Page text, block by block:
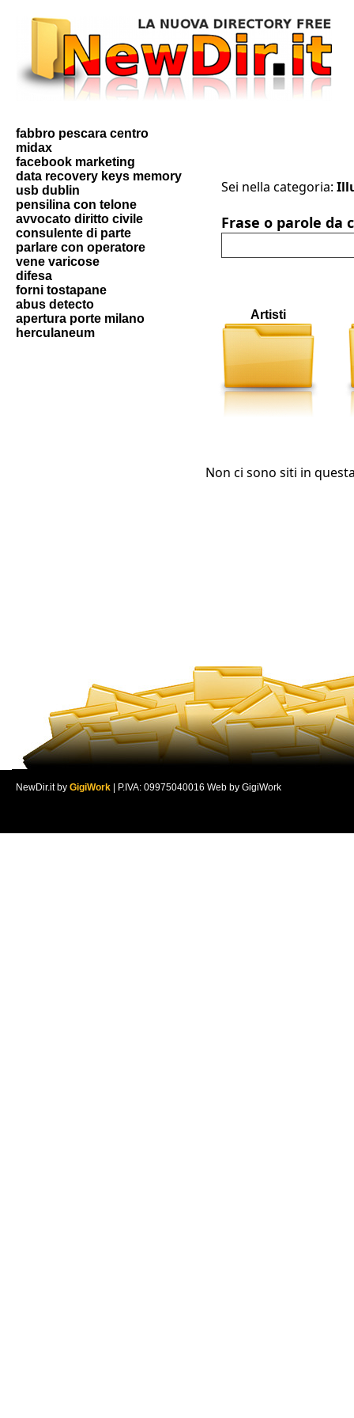
fabbro pescara centro
midax
facebook marketing
data recovery keys memory
usb dublin
pensilina con telone
avvocato diritto civile
consulente di parte
parlare con operatore
vene varicose
difesa
forni tostapane
abus detecto
apertura porte milano
herculaneum
Sei nella categoria:
Frase o parole da
Artisti
Non ci sono siti in
NewDir.it by GigiWork | P.IVA: 09975040016 Web by GigiWork